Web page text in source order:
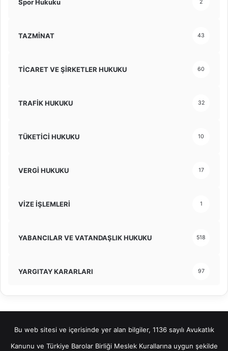
Spor Hukuku 2
TAZMİNAT 43
TİCARET VE ŞİRKETLER HUKUKU 60
TRAFİK HUKUKU 32
TÜKETİCİ HUKUKU 10
VERGİ HUKUKU 17
VİZE İŞLEMLERİ 1
YABANCILAR VE VATANDAŞLIK HUKUKU 518
YARGITAY KARARLARI 97
Bu web sitesi ve içerisinde yer alan bilgiler, 1136 sayılı Avukatlık
Kanunu ve Türkiye Barolar Birliği Meslek Kurallarına uygun şekilde